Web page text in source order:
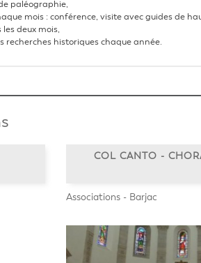
paléographie,
mois : conférence, visite avec guides de
deux mois,
recherches historiques chaque année.
COL CANTO -
Associations - Barjac